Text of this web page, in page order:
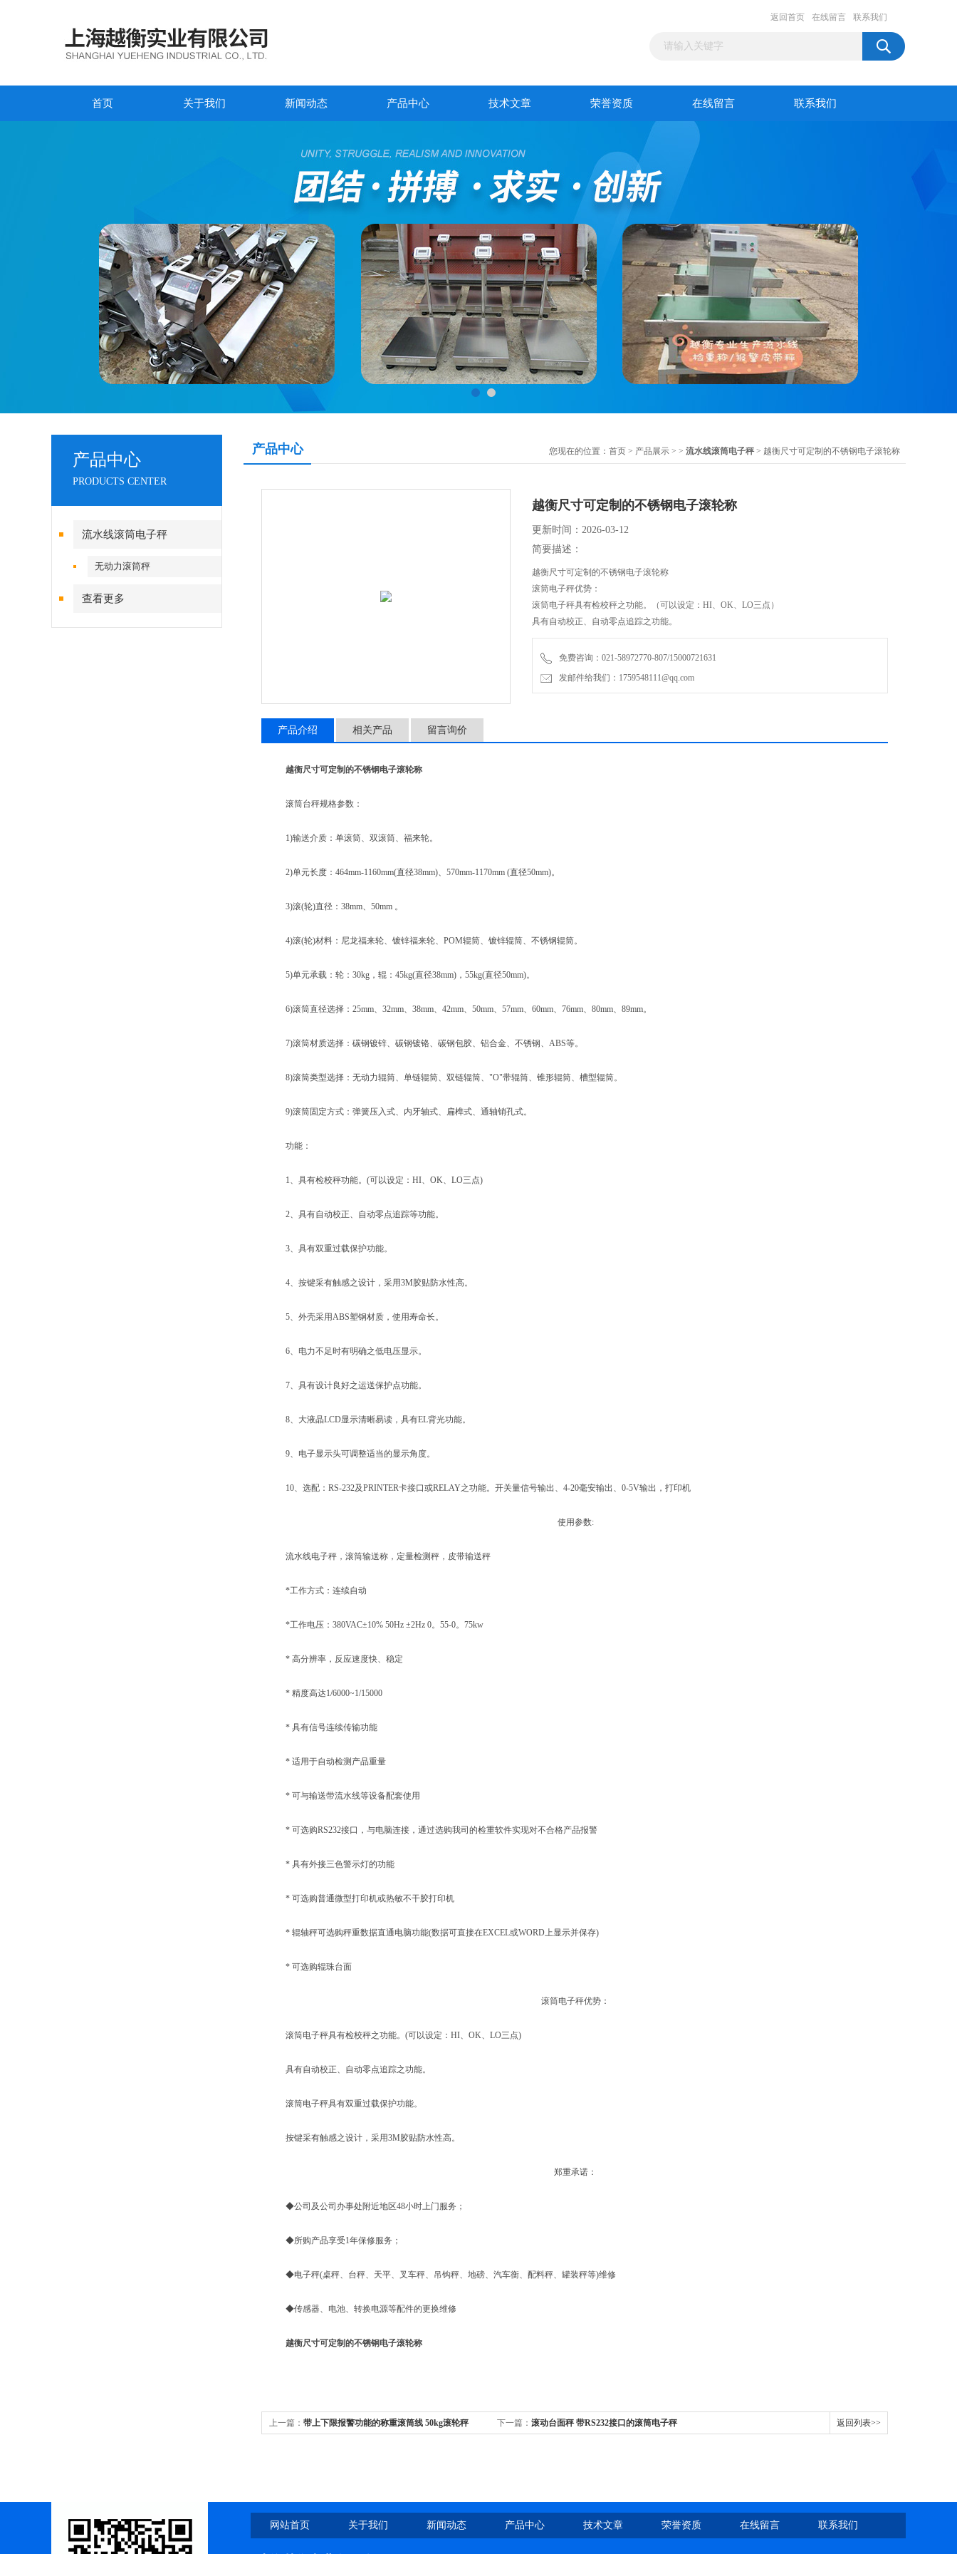
返回首页 在线留言 联系我们
首页 关于我们 新闻动态 产品中心 技术文章 荣誉资质 在线留言 联系我们
产品中心
PRODUCTS CENTER
流水线滚筒电子秤
无动力滚筒秤
查看更多
产品中心 您现在的位置： 首页 > 产品展示 > > 流水线滚筒电子秤> 越衡尺寸可定制的不锈钢电子滚轮称
越衡尺寸可定制的不锈钢电子滚轮称
更新时间：2026-03-12
简要描述：
越衡尺寸可定制的不锈钢电子滚轮称
滚筒电子秤优势：
滚筒电子秤具有检校秤之功能。（可以设定：HI、OK、LO三点）
具有自动校正、自动零点追踪之功能。
滚筒电子秤具有双重过载保护功能。
按键采有触感之设计，采用3M胶贴防水性高。
免费咨询：021-58972770-807/15000721631
发邮件给我们：1759548111@qq.com
产品介绍 相关产品 留言询价
越衡尺寸可定制的不锈钢电子滚轮称
滚筒台秤规格参数：
1)输送介质：单滚筒、双滚筒、福来轮。
2)单元长度：464mm-1160mm(直径38mm)、570mm-1170mm (直径50mm)。
3)滚(轮)直径：38mm、50mm 。
4)滚(轮)材料：尼龙福来轮、镀锌福来轮、POM辊筒、镀锌辊筒、不锈钢辊筒。
5)单元承载：轮：30kg，辊：45kg(直径38mm)，55kg(直径50mm)。
6)滚筒直径选择：25mm、32mm、38mm、42mm、50mm、57mm、60mm、76mm、80mm、89mm。
7)滚筒材质选择：碳钢镀锌、碳钢镀铬、碳钢包胶、铝合金、不锈钢、ABS等。
8)滚筒类型选择：无动力辊筒、单链辊筒、双链辊筒、"O"带辊筒、锥形辊筒、槽型辊筒。
9)滚筒固定方式：弹簧压入式、内牙轴式、扁榫式、通轴销孔式。
功能：
1、具有检校秤功能。(可以设定：HI、OK、LO三点)
2、具有自动校正、自动零点追踪等功能。
3、具有双重过载保护功能。
4、按键采有触感之设计，采用3M胶贴防水性高。
5、外壳采用ABS塑钢材质，使用寿命长。
6、电力不足时有明确之低电压显示。
7、具有设计良好之运送保护点功能。
8、大液晶LCD显示清晰易读，具有EL背光功能。
9、电子显示头可调整适当的显示角度。
10、选配：RS-232及PRINTER卡接口或RELAY之功能。开关量信号输出、4-20毫安输出、0-5V输出，打印机
使用参数:
流水线电子秤，滚筒输送称，定量检测秤，皮带输送秤
*工作方式：连续自动
*工作电压：380VAC±10% 50Hz ±2Hz 0。55-0。75kw
* 高分辨率，反应速度快、稳定
* 精度高达1/6000~1/15000
* 具有信号连续传输功能
* 适用于自动检测产品重量
* 可与输送带流水线等设备配套使用
* 可选购RS232接口，与电脑连接，通过选购我司的检重软件实现对不合格产品报警
* 具有外接三色警示灯的功能
* 可选购普通微型打印机或热敏不干胶打印机
* 辊轴秤可选购秤重数据直通电脑功能(数据可直接在EXCEL或WORD上显示并保存)
* 可选购辊珠台面
滚筒电子秤优势：
滚筒电子秤具有检校秤之功能。(可以设定：HI、OK、LO三点)
具有自动校正、自动零点追踪之功能。
滚筒电子秤具有双重过载保护功能。
按键采有触感之设计，采用3M胶贴防水性高。
郑重承诺：
◆公司及公司办事处附近地区48小时上门服务；
◆所购产品享受1年保修服务；
◆电子秤(桌秤、台秤、天平、叉车秤、吊钩秤、地磅、汽车衡、配料秤、罐装秤等)维修
◆传感器、电池、转换电源等配件的更换维修
越衡尺寸可定制的不锈钢电子滚轮称
上一篇： 带上下限报警功能的称重滚筒线 50kg滚轮秤 下一篇： 滚动台面秤 带RS232接口的滚筒电子秤 返回列表>>
网站首页 关于我们 新闻动态 产品中心 技术文章 荣誉资质 在线留言 联系我们